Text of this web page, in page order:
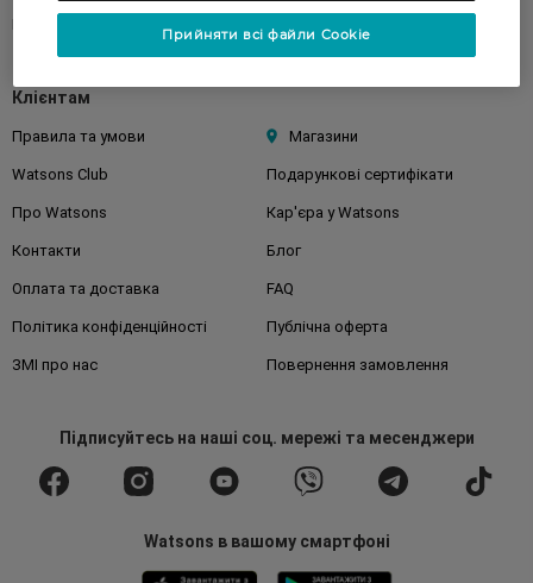
Клієнтам
Правила та умови Магазини
Watsons Club Подарункові сертифікати
Про Watsons Кар'єра у Watsons
Контакти Блог
Оплата та доставка FAQ
Політика конфіденційності Публічна оферта
ЗМІ про нас Повернення замовлення
Підписуйтесьна наші соц. мережі та месенджери
Watsons в вашому смартфоні
Прийняти всі файли Cookie